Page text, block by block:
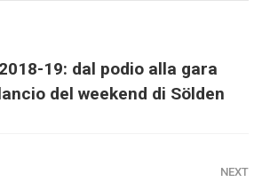
19: dal podio alla gara
del weekend di Sölden
NEXT